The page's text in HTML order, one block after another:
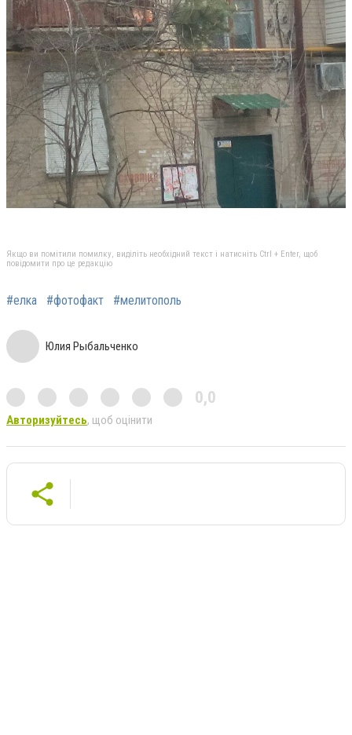
Якщо ви помітили помилку, виділіть необхідний текст і натисніть Ctrl + Enter, щоб
повідомити про це редакцію
#елка #фотофакт #мелитополь
Юлия Рыбальченко
0,0
Авторизуйтесь, щоб оцінити